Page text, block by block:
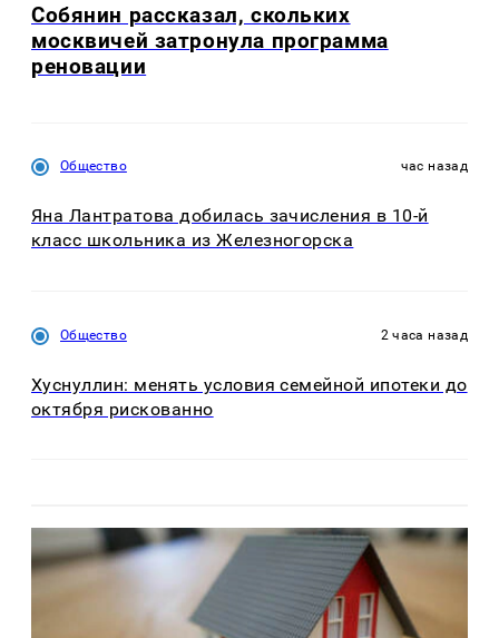
Собянин рассказал, скольких
москвичей затронула программа
реновации
Общество час назад
Яна Лантратова добилась зачисления в 10-й
класс школьника из Железногорска
Общество 2 часа назад
Хуснуллин: менять условия семейной ипотеки до
октября рискованно